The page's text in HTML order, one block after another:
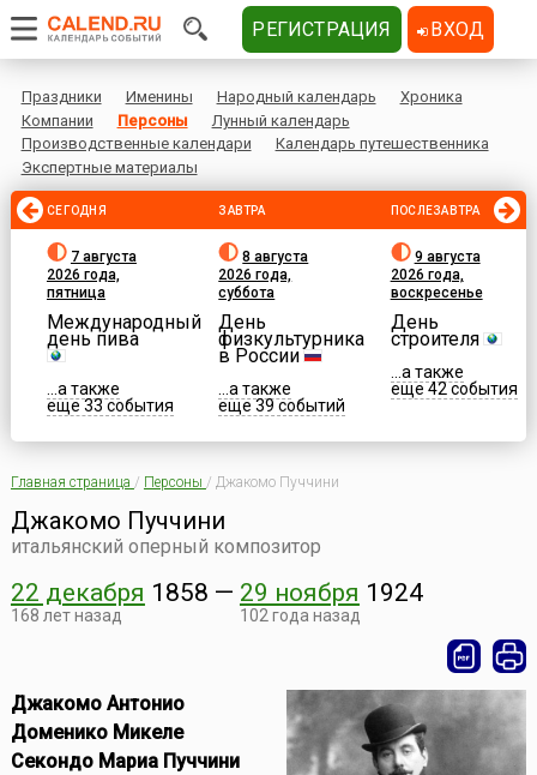
Праздники Именины Народный календарь
Хроника
Компании
Персоны
Лунный календарь
Производственные календари
Календарь путешественника
Экспертные материалы
СЕГОДНЯ
7 августа
2026 года,
пятница
Международный
день пива
...а также
еще 33 события
ЗАВТРА
8 августа
2026 года,
суббота
День
физкультурника
в России
...а также
еще 39 событий
ПОСЛЕЗАВТРА
9 августа
2026 года,
воскресенье
День
строителя
...а также
еще 42 события
Главная страница / Персоны / Джакомо Пуччини
Джакомо Пуччини
итальянский оперный композитор
22 декабря 1858
168 лет назад
— 29 ноября 1924
102 года назад
Джакомо Антонио
Доменико Микеле
Секондо Мариа Пуччини
РЕГИСТРАЦИЯ ВХОД